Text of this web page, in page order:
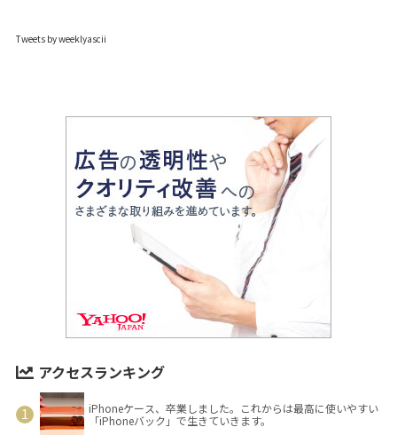
Tweets by weeklyascii
アクセスランキング
iPhoneケース、卒業しました。これからは最高に使いやすい
「iPhoneバック」で生きていきます。